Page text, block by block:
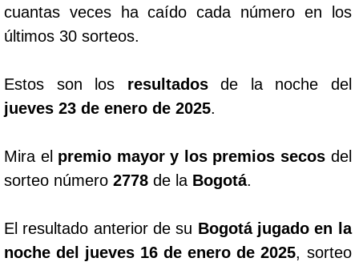
Super Chontico Noche
cuantas veces ha caído cada número en los
últimos 30 sorteos.
Estos son los resultadosde la noche del
jueves 23 de enero de 2025.
Mira el premio mayor y los premios secosdel
sorteo número 2778 de la Bogotá.
El resultado anterior de su Bogotá jugado en la
noche del jueves 16 de enero de 2025, sorteo